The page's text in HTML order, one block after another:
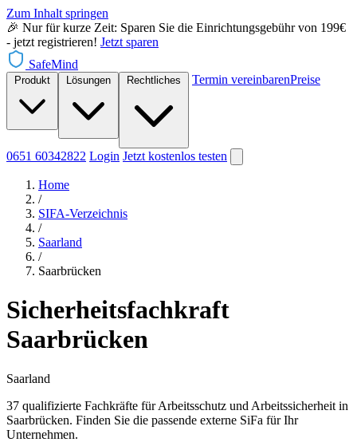
Zum Inhalt springen
🎉 Nur für kurze Zeit: Sparen Sie die Einrichtungsgebühr von 199€
- jetzt registrieren! Jetzt sparen
SafeMind
Termin vereinbarenPreise
0651 60342822 Login Jetzt kostenlos testen
Home
/
SIFA-Verzeichnis
/
Saarland
/
Saarbrücken
Sicherheitsfachkraft
Saarbrücken
Saarland
37 qualifizierte Fachkräfte für Arbeitsschutz und Arbeitssicherheit in
Saarbrücken. Finden Sie die passende externe SiFa für Ihr
Unternehmen.